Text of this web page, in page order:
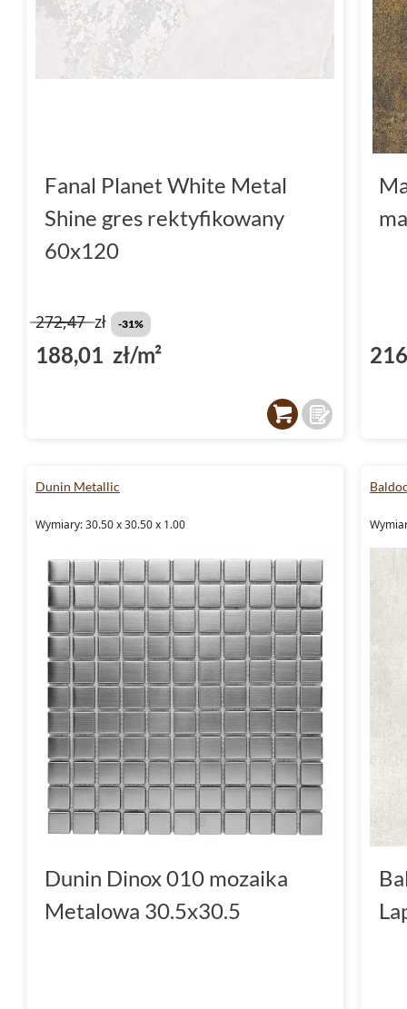
Fanal Planet White Metal
Shine gres rektyfikowany
60x120
272,47zł -31%
188,01 zł/m²
Dunin Metallic
Wymiary: 30.50 x 30.50 x 1.00
Dunin Dinox 010 mozaika
Metalowa 30.5x30.5